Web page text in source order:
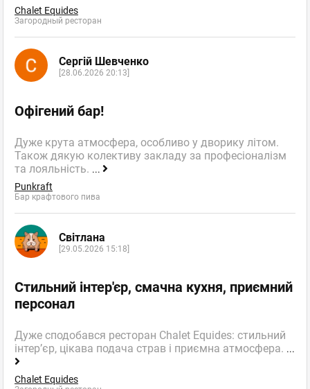
Chalet Equides
Загородный ресторан
Сергій Шевченко
[28.06.2026 20:13]
Офігений бар!
Дуже крута атмосфера, особливо у дворику літом.
Також дякую колективу закладу за професіоналізм
та лояльність. ...
Punkraft
Бар крафтового пива
Світлана
[29.05.2026 15:18]
Стильний інтер'єр, смачна кухня, приємний
персонал
Дуже сподобався ресторан Chalet Equides: стильний
інтер’єр, цікава подача страв і приємна атмосфера. ...
Chalet Equides